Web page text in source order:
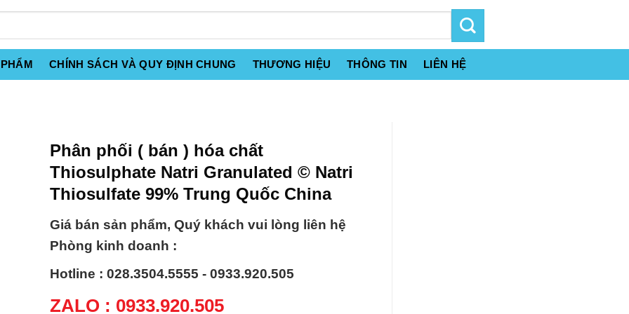
CHÍNH SÁCH VÀ QUY ĐỊNH CHUNG THƯƠNG HIỆU THÔNG TIN LIÊN HỆ
Phân phối ( bán ) hóa chất
Thiosulphate Natri Granulated © Natri
Thiosulfate 99% Trung Quốc China
Giá bán sản phẩm, Quý khách vui lòng liên hệ
Phòng kinh doanh :
Hotline : 028.3504.5555 - 0933.920.505
ZALO : 0933.920.505